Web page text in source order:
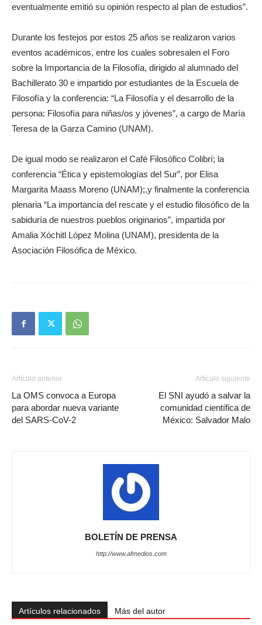
eventualmente emitió su opinión respecto al plan de estudios”.
Durante los festejos por estos 25 años se realizaron varios
eventos académicos, entre los cuales sobresalen el Foro
sobre la Importancia de la Filosofía, dirigido al alumnado del
Bachillerato 30 e impartido por estudiantes de la Escuela de
Filosofía y la conferencia: “La Filosofía y el desarrollo de la
persona: Filosofía para niñas/os y jóvenes”, a cargo de María
Teresa de la Garza Camino (UNAM).
De igual modo se realizaron el Café Filosófico Colibrí; la
conferencia “Ética y epistemologías del Sur”, por Elisa
Margarita Maass Moreno (UNAM);,y finalmente la conferencia
plenaria “La importancia del rescate y el estudio filosófico de la
sabiduría de nuestros pueblos originarios”, impartida por
Amalia Xóchitl López Molina (UNAM), presidenta de la
Asociación Filosófica de México.
Artículo anterior
La OMS convoca a Europa
para abordar nueva variante
del SARS-CoV-2
Artículo siguiente
El SNI ayudó a salvar la
comunidad científica de
México: Salvador Malo
BOLETÍN DE PRENSA
http://www.afmedios.com
Artículos relacionados Más del autor